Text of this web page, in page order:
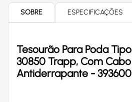
SOBRE ESPECIFICAÇÕES
Tesourão Para Poda
30850 Trapp, Com
Antiderrapante -